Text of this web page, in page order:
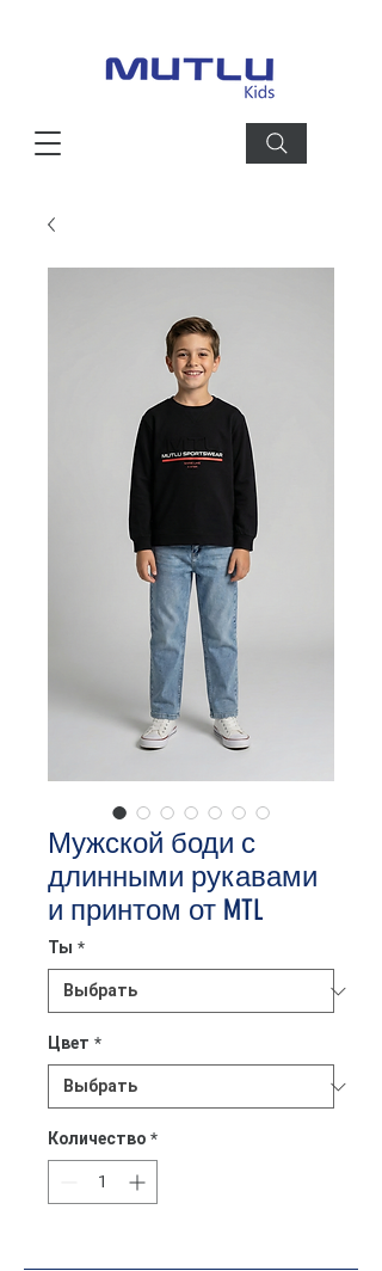
Мужской боди с
длинными рукавами
и принтом от MTL
Ты *
Цвет *
Количество *